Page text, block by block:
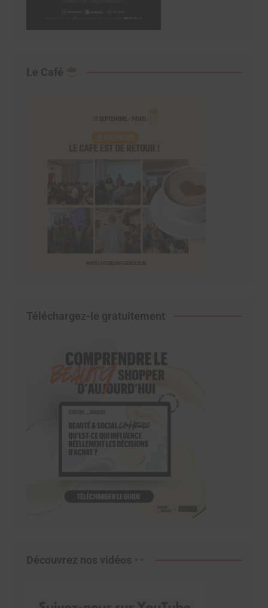
Le Café
Téléchargez-le gratuitement
Découvrez nos vidéos